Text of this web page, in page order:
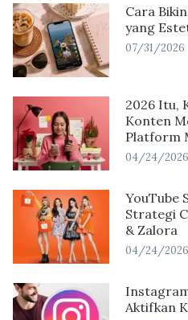
Cara
yang
07/31/2026
2026 Itu,
Konten
Platform
04/24/2026
YouTube
Strategi
& Zalora
04/24/2026
Aktifkan